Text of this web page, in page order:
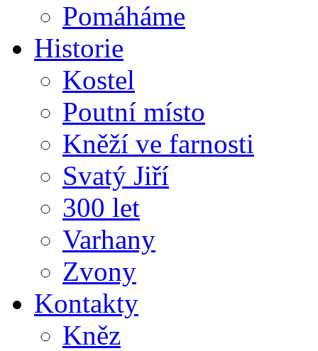
Pomáháme
Historie
Kostel
Poutní místo
Kněží ve farnosti
Svatý Jiří
300 let
Varhany
Zvony
Kontakty
Kněz